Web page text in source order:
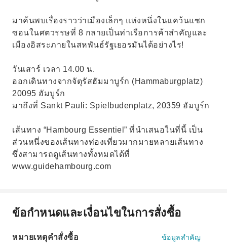
มาค้นพบเรื่องราวว่าเมืองเล็กๆ แห่งหนึ่งในแคว้นแซก
ซอนในศตวรรษที่ 8 กลายเป็นท่าเรือการค้าสำคัญและ
เมืองอิสระภายในสหพันธ์รัฐเยอรมันได้อย่างไร!
วันเสาร์ เวลา 14.00 น.
ออกเดินทางจากจัตุรัสฮัมมาบูร์ก (Hammaburgplatz)
20095 ฮัมบูร์ก
มาถึงที่ Sankt Pauli: Spielbudenplatz, 20359 ฮัมบูร์ก
เส้นทาง “Hambourg Essentiel” ที่นำเสนอในที่นี้ เป็น
ส่วนหนึ่งของเส้นทางท่องเที่ยวมากมายหลายเส้นทาง
ซึ่งสามารถดูเส้นทางทั้งหมดได้ที่
www.guidehambourg.com
ข้อกำหนดและเงื่อนไขในการสั่งซื้อ
หมายเหตุคำสั่งซื้อ ข้อมูลสำคัญ